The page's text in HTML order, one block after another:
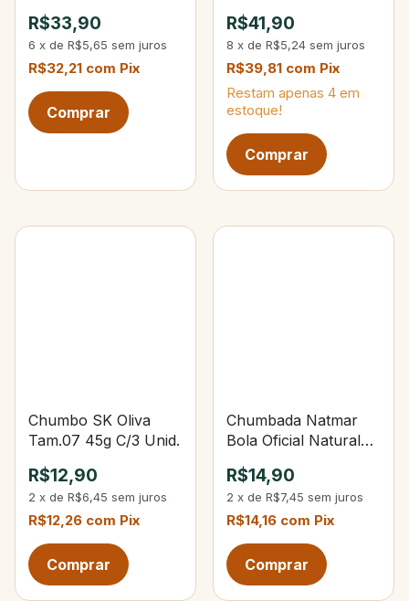
R$33,90
6 x de R$5,65 sem juros
R$32,21 com Pix
R$41,90
8 x de R$5,24 sem juros
R$39,81 com Pix
Restam apenas 4 em
estoque!
Chumbo SK Oliva
Tam.07 45g C/3 Unid.
R$12,90
2 x de R$6,45 sem juros
R$12,26 com Pix
Chumbada Natmar
Bola Oficial Natural
R$14,90
2 x de R$7,45 sem juros
R$14,16 com Pix